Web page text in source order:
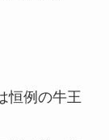
恒例の牛王